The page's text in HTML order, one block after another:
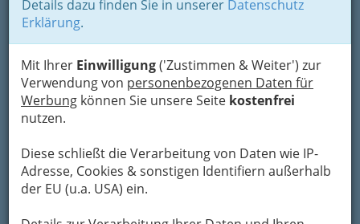
Details dazu finden Sie in unserer Datenschutz
Erklärung.
Mit Ihrer Einwilligung('Zustimmen & Weiter') zur
Verwendung von personenbezogenen Daten für
Werbung können Sie unsere Seite kostenfrei
nutzen.
Diese schließt die Verarbeitung von Daten wie IP-
Adresse, Cookies & sonstigen Identifiern außerhalb
der EU (u.a. USA) ein.
+43 316 463 022
Karte
Adresse mit Google Maps anschauen